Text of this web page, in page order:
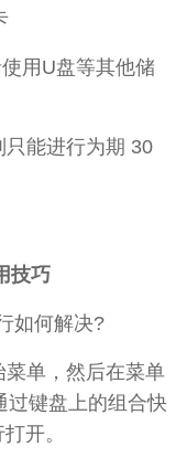
用U盘等其他储
只能进行为期 30
技巧
如何解决?
单，然后在菜单
过键盘上的组合快
开。